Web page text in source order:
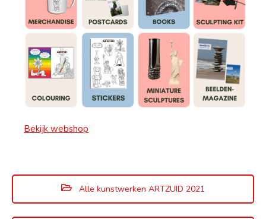
Bekijk webshop
Alle kunstwerken ARTZUID 2021